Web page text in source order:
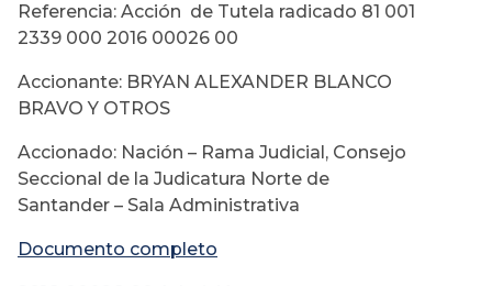
Referencia: Acción de Tutela radicado 81 001
2339 000 2016 00026 00
Accionante: BRYAN ALEXANDER BLANCO
BRAVO Y OTROS
Accionado: Nación – Rama Judicial, Consejo
Seccional de la Judicatura Norte de
Santander – Sala Administrativa
Documento completo